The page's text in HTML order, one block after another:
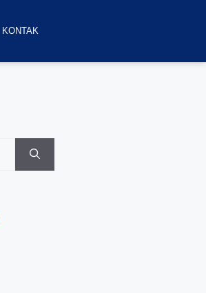
KONTAK